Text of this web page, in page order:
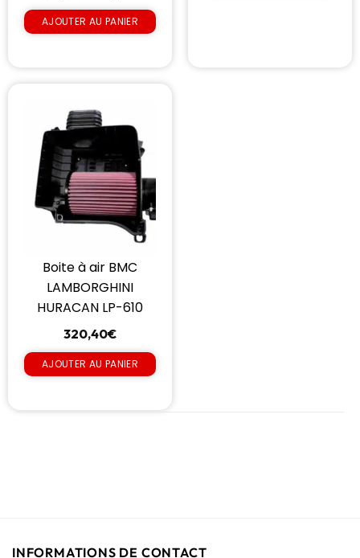
AJOUTER AU PANIER
Boite à air BMC
LAMBORGHINI
HURACAN LP-610
320,40€
AJOUTER AU PANIER
INFORMATIONS DE CONTACT